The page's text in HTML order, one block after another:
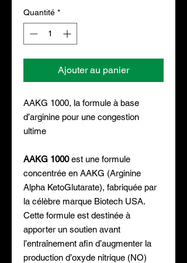
Quantité *
Ajouter au panier
AAKG 1000, la formule à base
d’arginine pour une congestion
ultime
AAKG 1000est une formule
concentrée en AAKG (Arginine
Alpha KetoGlutarate), fabriquée par
la célèbre marque Biotech USA.
Cette formule est destinée à
apporter un soutien avant
l’entraînement afin d’augmenter la
production d’oxyde nitrique (NO)